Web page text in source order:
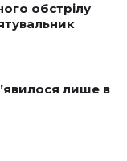
обстрілу
лише в